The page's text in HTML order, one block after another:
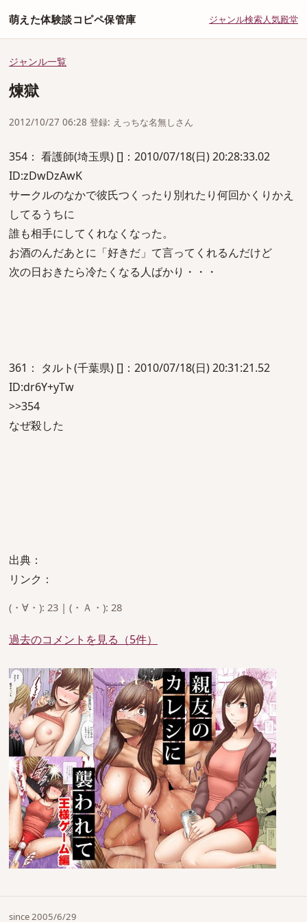
萌えた体験談コピペ保管庫 ジャンル検索人気殿堂
ジャンル一覧
煉獄
2012/10/27 06:28 登録: えっちな名無しさん
354： 看護師(埼玉県) []：2010/07/18(日) 20:28:33.02
ID:zDwDzAwK
サークルのなかで彼氏つくったり別れたり何回かくりかえ
してるうちに
誰も相手にしてくれなくなった。
お酒のんだあとに「好きだ」て言ってくれるんだけど
次の日おきたら冷たくなる人ばかり・・・
361： タルト(千葉県) []：2010/07/18(日) 20:31:21.52
ID:dr6Y+yTw
>>354
なぜ殺した
出典：
リンク：
(・∀・): 23 | (・Ａ・): 28
過去のコメントを見る（5件）
since 2005/6/29